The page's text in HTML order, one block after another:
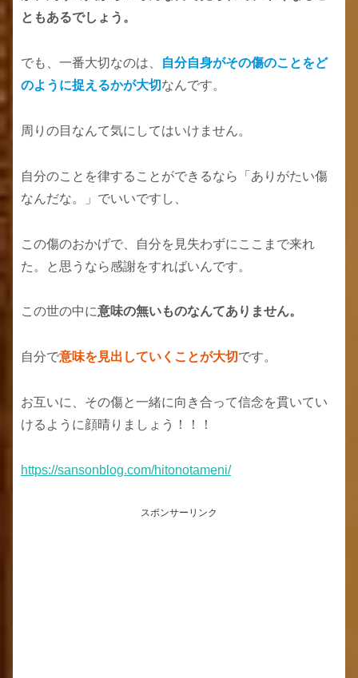
ともあるでしょう。
でも、一番大切なのは、
自分自身がその傷のことをど
のように捉えるかが大切なんです。
周りの目なんて気にしてはいけません。
自分のことを律することができるなら「ありがたい傷
なんだな。」でいいですし、
この傷のおかげで、自分を見失わずにここまで来れ
た。と思うなら感謝をすればいんです。
この世の中に意味の無いものなんてありません。
自分で意味を見出していくことが大切です。
お互いに、その傷と一緒に向き合って信念を貫いてい
けるように顔晴りましょう！！！
https://sansonblog.com/hitonotameni/
スポンサーリンク